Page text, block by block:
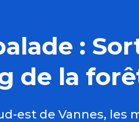
:
de la
est de Vannes, les